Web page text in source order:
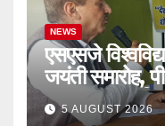
NEWS
एसएसजे
जयंती समारोह,
छात्र हुए
5 AUGUST 2026